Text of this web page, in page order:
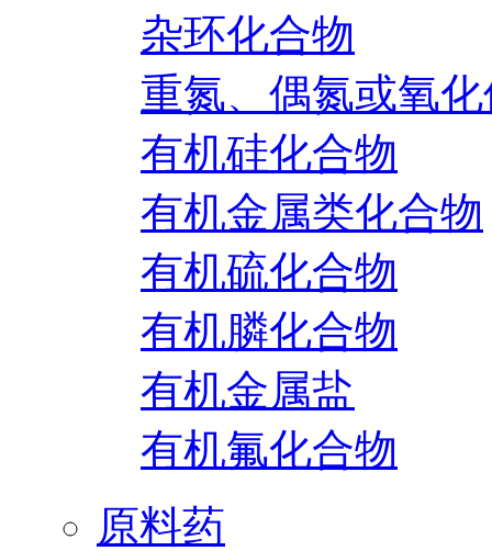
杂环化合物
重氮、偶氮或氧
有机硅化合物
有机金属类化合物
有机硫化合物
有机膦化合物
有机金属盐
有机氟化合物
原料药